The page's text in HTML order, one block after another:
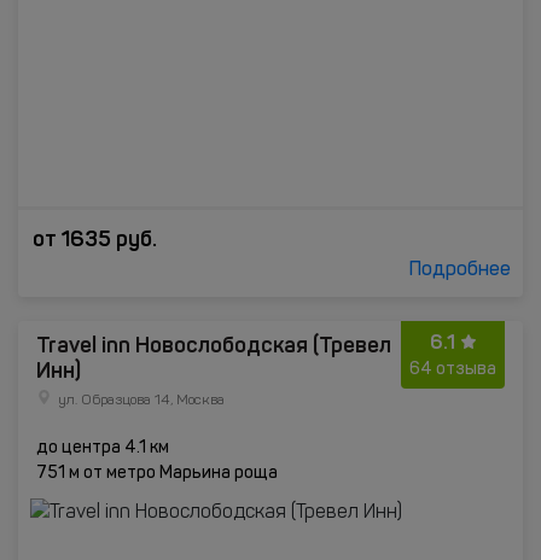
от 1635 руб.
Подробнее
6.1
64 отзыва
Travel inn Новослободская (Тревел
Инн)
ул. Образцова 14, Москва
до центра 4.1 км
751 м от метро Марьина роща